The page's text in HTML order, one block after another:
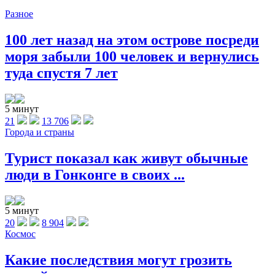
Разное
100 лет назад на этом острове посреди
моря забыли 100 человек и вернулись
туда спустя 7 лет
5 минут
21
13 706
Города и страны
Турист показал как живут обычные
люди в Гонконге в своих ...
5 минут
20
8 904
Космос
Какие последствия могут грозить